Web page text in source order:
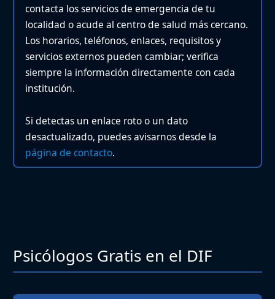
contacta los servicios de emergencia de tu
localidad o acude al centro de salud más cercano.
Los horarios, teléfonos, enlaces, requisitos y
servicios externos pueden cambiar; verifica
siempre la información directamente con cada
institución.
Si detectas un enlace roto o un dato
desactualizado, puedes avisarnos desde la
página de contacto.
Psicólogos Gratis en el DIF